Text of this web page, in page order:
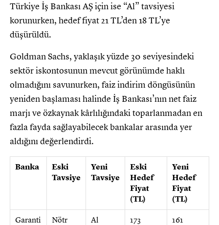
Türkiye İş Bankası AŞ için ise “Al” tavsiyesi
korunurken, hedef fiyat 21 TL’den 18 TL’ye
düşürüldü.
Goldman Sachs, yaklaşık yüzde 30 seviyesindeki
sektör iskontosunun mevcut görünümde haklı
olmadığını savunurken, faiz indirim döngüsünün
yeniden başlaması halinde İş Bankası’nın net faiz
marjı ve özkaynak kârlılığındaki toparlanmadan en
fazla fayda sağlayabilecek bankalar arasında yer
aldığını değerlendirdi.
Banka
Eski
Tavsiye
Yeni
Tavsiye
Eski
Hedef
Fiyat
(TL)
Yeni
Hedef
Fiyat
(TL)
Garanti
Nötr Al 173 161